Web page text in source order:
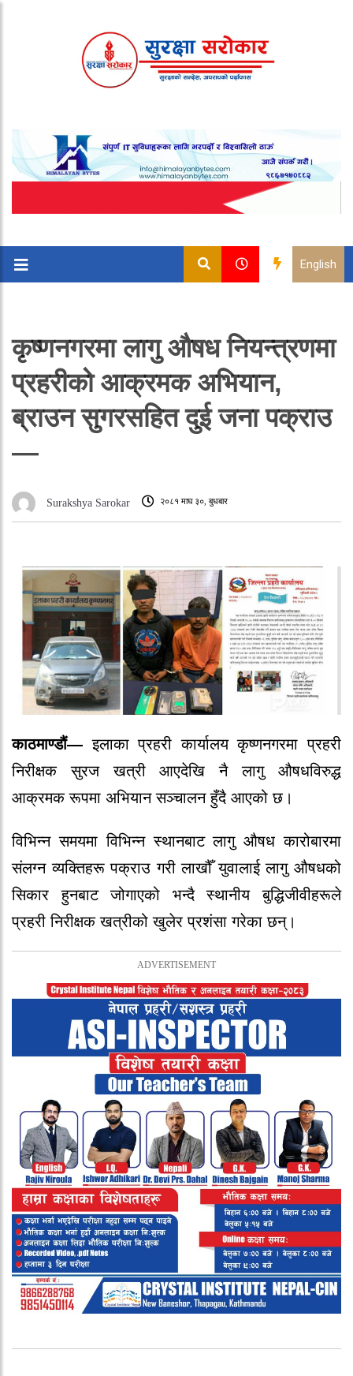
English
कृष्णनगरमा लागु औषध नियन्त्रणमा
प्रहरीको आक्रमक अभियान,
ब्राउन सुगरसहित दुई जना पक्राउ
—
Surakshya Sarokar २०८१ माघ ३०, बुधबार
काठमाण्डौं—इलाका प्रहरी कार्यालय कृष्णनगरमा प्रहरी
निरीक्षक सुरज खत्री आएदेखि नै लागु औषधविरुद्ध
आक्रमक रूपमा अभियान सञ्चालन हुँदै आएको छ।
विभिन्न समयमा विभिन्न स्थानबाट लागु औषध कारोबारमा
संलग्न व्यक्तिहरू पक्राउ गरी लाखौँ युवालाई लागु औषधको
सिकार हुनबाट जोगाएको भन्दै स्थानीय बुद्धिजीवीहरूले
प्रहरी निरीक्षक खत्रीको खुलेर प्रशंसा गरेका छन्।